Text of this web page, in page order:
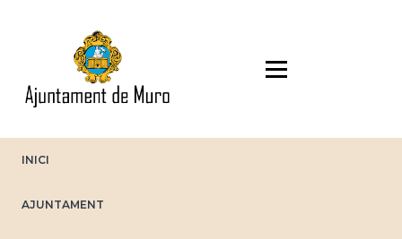
INICI
AJUNTAMENT